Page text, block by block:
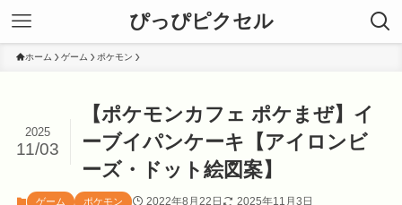
ぴっぴピクセル
ホーム ゲーム ポケモン
【ポケモンカフェ ポケまぜ】イ
ーブイパンケーキ【アイロンビ
ーズ・ドット絵図案】
2025
11/03
ゲーム ポケモン 2022年8月22日 2025年11月3日